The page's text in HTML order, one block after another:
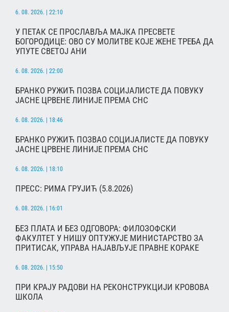
6. 08. 2026. | 22:10
У ПЕТАК СЕ ПРОСЛАВЉА МАЈКА ПРЕСВЕТЕ
БОГОРОДИЦЕ: ОВО СУ МОЛИТВЕ КОЈЕ ЖЕНЕ ТРЕБА ДА
УПУТЕ СВЕТОЈ АНИ
6. 08. 2026. | 22:00
БРАНКО РУЖИЋ ПОЗВА СОЦИЈАЛИСТЕ ДА ПОВУКУ
ЈАСНЕ ЦРВЕНЕ ЛИНИЈЕ ПРЕМА СНС
6. 08. 2026. | 18:46
БРАНКО РУЖИЋ ПОЗВАО СОЦИЈАЛИСТЕ ДА ПОВУКУ
ЈАСНЕ ЦРВЕНЕ ЛИНИЈЕ ПРЕМА СНС
6. 08. 2026. | 18:10
ПРЕСС: РИМА ГРУЈИЋ (5.8.2026)
6. 08. 2026. | 16:01
БЕЗ ПЛАТА И БЕЗ ОДГОВОРА: ФИЛОЗОФСКИ
ФАКУЛТЕТ У НИШУ ОПТУЖУЈЕ МИНИСТАРСТВО ЗА
ПРИТИСАК, УПРАВА НАЈАВЉУЈЕ ПРАВНЕ КОРАКЕ
6. 08. 2026. | 15:50
ПРИ КРАЈУ РАДОВИ НА РЕКОНСТРУКЦИЈИ КРОВОВА
ШКОЛА